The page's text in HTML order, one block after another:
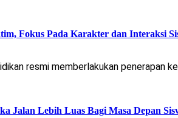
Fokus Pada Karakter dan Interaksi
resmi memberlakukan penerapan
Jalan Lebih Luas Bagi Masa Depan